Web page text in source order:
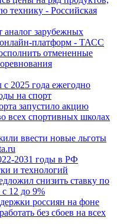
технику - Российская
аналог зарубежных
онлайн-платформ - ТАСС
отмененные
2025 года ежегодно
на спорт
запустило акцию
всех спортивных школах
ввести новые льготы
2031 годы в РФ
и технологий
снизить ставку по
с 12 до 9%
россиян на фоне
без сбоев на всех